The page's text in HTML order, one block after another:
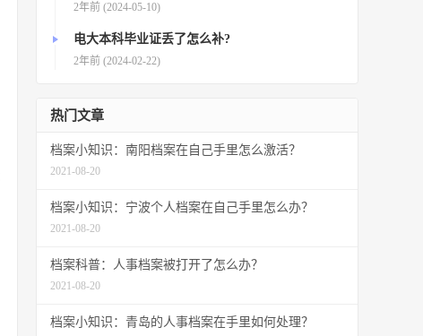
2年前 (2024-05-10)
电大本科毕业证丢了怎么补?
2年前 (2024-02-22)
热门文章
档案小知识：南阳档案在自己手里怎么激活？
2021-08-20
档案小知识：宁波个人档案在自己手里怎么办？
2021-08-20
档案科普：人事档案被打开了怎么办？
2021-08-20
档案小知识：青岛的人事档案在手里如何处理？